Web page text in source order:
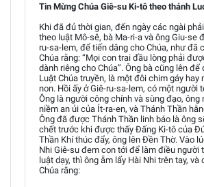
Tin Mừng Chúa Giê-su Ki-tô theo thánh
Khi đã đủ thời gian, đến ngày các ngài
theo luật Mô-sê, bà Ma-ri-a và ông Giu-se
ru-sa-lem, để tiến dâng cho Chúa, như đã
Chúa rằng: “Mọi con trai đầu lòng phải
dành riêng cho Chúa”. Ông bà cũng lên để
Luật Chúa truyền, là một đôi chim gáy hay
non. Hồi ấy ở Giê-ru-sa-lem, có một người
Ông là người công chính và sùng đạo, ông
niềm an ủi của Ít-ra-en, và Thánh Thần
Ông đã được Thánh Thần linh báo là ông
chết trước khi được thấy Đấng Ki-tô của
Thần Khí thúc đẩy, ông lên Đền Thờ. Vào
Nhi Giê-su đem con tới để làm điều người
luật dạy, thì ông ẵm lấy Hài Nhi trên tay, và
Chúa rằng: